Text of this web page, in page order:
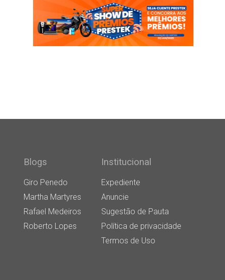
Blogs
Giro Penedo
Martha Martyres
Rafael Medeiros
Roberto Lopes
Institucional
Expediente
Anuncie
Sugestão de Pauta
Política de privacidade
Termos de Uso